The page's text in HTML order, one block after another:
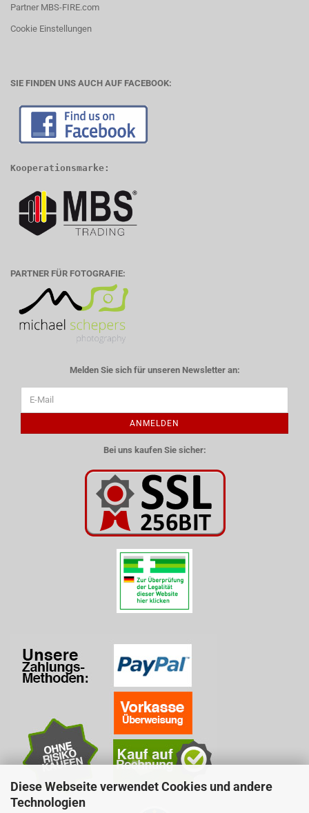
Diese Webseite verwendet Cookies und andere
Technologien
Partner MBS-FIRE.com
Cookie Einstellungen
SIE FINDEN UNS AUCH AUF FACEBOOK:
Kooperationsmarke:
PARTNER FÜR FOTOGRAFIE:
Melden Sie sich für unseren Newsletter an:
ANMELDEN
Bei uns kaufen Sie sicher: